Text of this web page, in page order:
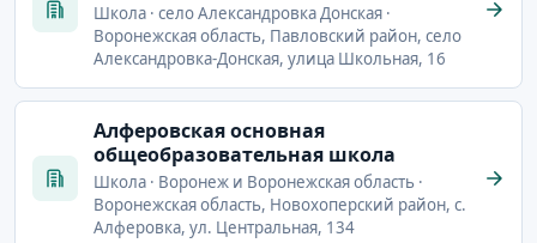
Школа · село Александровка Донская ·
Воронежская область, Павловский район, село
Александровка-Донская, улица Школьная, 16
Алферовская основная
общеобразовательная школа
Школа · Воронеж и Воронежская область ·
Воронежская область, Новохоперский район, с.
Алферовка, ул. Центральная, 134